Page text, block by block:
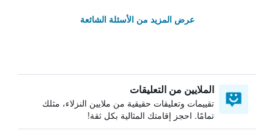
عرض المزيد من الأسئلة الشائعة
الملايين من التعليقات
تقييمات وتعليقات حقيقية من ملايين النزلاء، مثلك
تمامًا. احجز إقامتك المثالية بكل ثقة!